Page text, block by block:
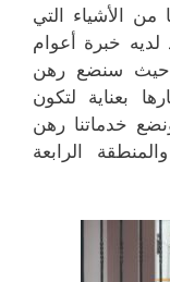
الأشياء التي
خبرة أعوام
حيث سنضع رهن
بعناية لتكون
خدماتنا رهن
الرابعة